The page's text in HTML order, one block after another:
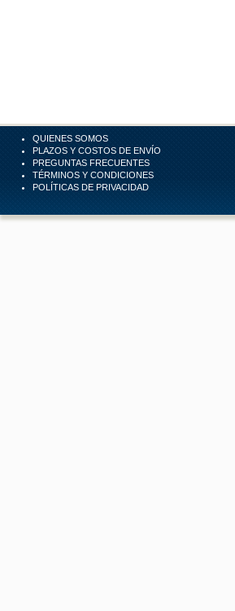
QUIENES SOMOS
PLAZOS Y COSTOS DE ENVÍO
PREGUNTAS FRECUENTES
TÉRMINOS Y CONDICIONES
POLÍTICAS DE PRIVACIDAD